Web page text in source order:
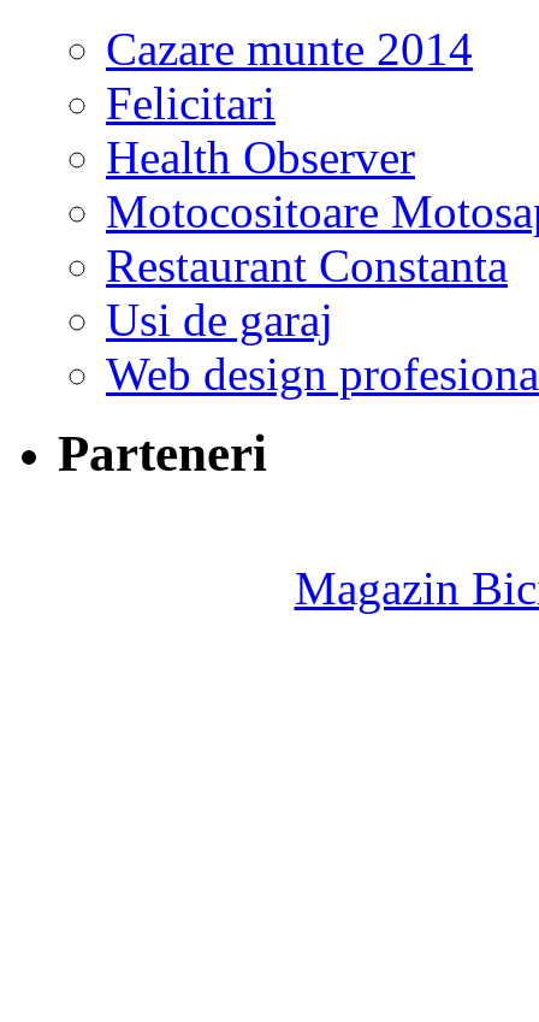
Cazare munte 2014
Felicitari
Health Observer
Motocositoare
Restaurant Constanta
Usi de garaj
Web design
Parteneri
Magazin